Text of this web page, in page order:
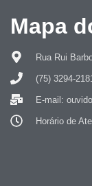
Mapa
Rua Rui
(75) 3294-
E-mail:
Horário de